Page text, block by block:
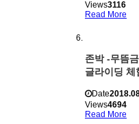
Views3116
Read More
존박 -무뜸
글라이딩 체
Date
Views4694
Read More